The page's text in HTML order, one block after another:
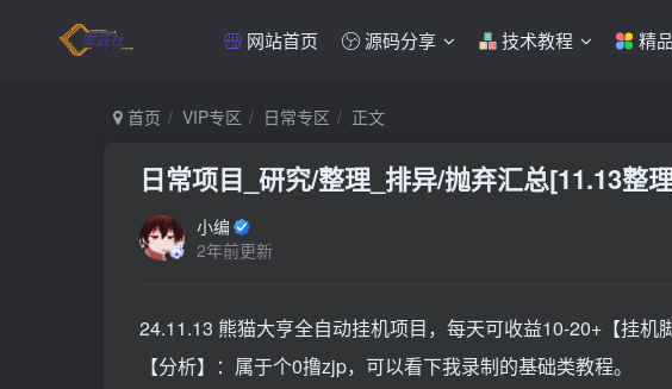
网站首页 源码分享 技术教程 精
首页 VIP专区 日常专区 正文
日常项目_研究/整理_排异/抛弃汇总[11.13整
小编
2年前更新
24.11.13 熊猫大亨全自动挂机项目，每天可收益10-20+【挂机
【分析】：属于个0撸zjp，可以看下我录制的基础类教程。